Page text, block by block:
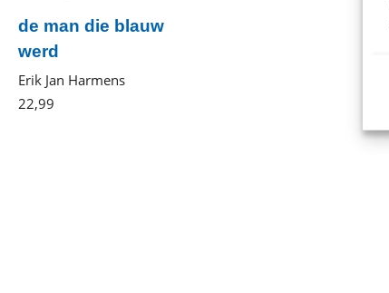
de man die blauw
werd
Erik Jan Harmens
22,99